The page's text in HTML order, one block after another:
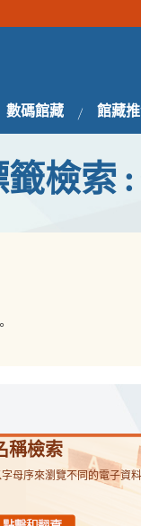
數碼館藏 館藏
檢索
稱檢索
字母序來瀏覽不同的電子資